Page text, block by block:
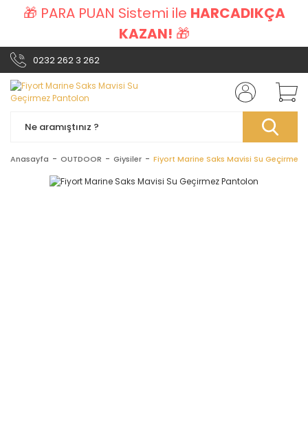
🎁 PARA PUAN Sistemi ile HARCADIKÇA
KAZAN! 🎁
0232 262 3 262
Anasayfa OUTDOOR Giysiler Fiyort Marine Saks Mavisi Su Geçirmez